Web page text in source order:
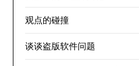
观点的碰撞
谈谈盗版软件问题